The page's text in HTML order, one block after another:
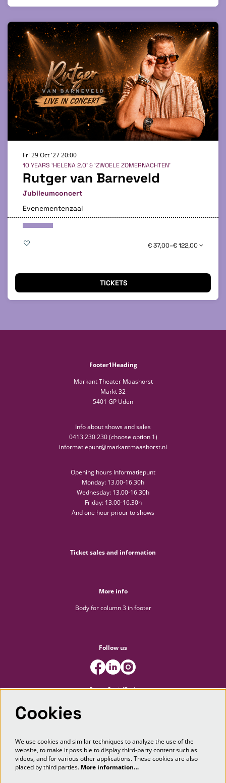
Rutger van Barneveld
Jubileumconcert
10 YEARS ‘HELENA 2.0’ & ‘ZWOELE ZOMERNACHTEN’
Fri 29 Oct '2720:00
Evenementenzaal
€ 37,00–€ 122,00
TICKETS
Footer1Heading
Markant Theater Maashorst
Markt 32
5401 GP Uden
Info about shows and sales
0413 230 230 (choose option 1)
informatiepunt@markantmaashorst.nl
Opening hours Informatiepunt
Monday: 13.00-16.30h
Wednesday: 13.00-16.30h
Friday: 13.00-16.30h
And one hour priour to shows
Ticket sales and information
More info
Body for column 3 in footer
Follow us
FooterSocialBody
SIGN UP
Cookies
We use cookies and similar techniques to analyze the use of the
website, to make it possible to display third-party content such as
videos, and for various other applications. These cookies are also
placed by third parties. More information…